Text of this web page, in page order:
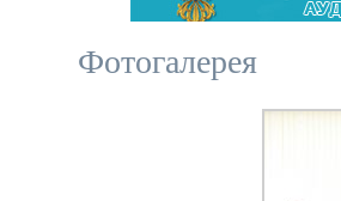
Фотогалерея